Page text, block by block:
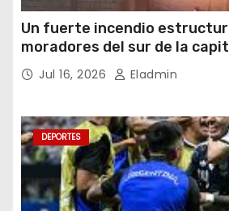
Un fuerte incendio
moradores del sur de la
noche del miércoles 15 de
Jul 16, 2026 Eladmin
DEPORTES